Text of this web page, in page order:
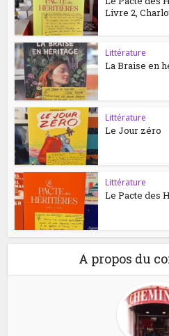
Livre 2,
Littérature
La Braise en
Littérature
Le Jour zéro
Littérature
Le Pacte des
A propos du